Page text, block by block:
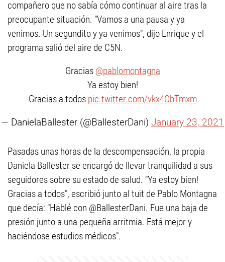
compañero que no sabía cómo continuar al aire tras la
preocupante situación. "Vamos a una pausa y ya
venimos. Un segundito y ya venimos", dijo Enrique y el
programa salió del aire de C5N.
Gracias @pablomontagna
Ya estoy bien!
Gracias a todos pic.twitter.com/vkx4ObTmxm
— DanielaBallester (@BallesterDani) January 23, 2021
Pasadas unas horas de la descompensación, la propia
Daniela Ballester se encargó de llevar tranquilidad a sus
seguidores sobre su estado de salud. "Ya estoy bien!
Gracias a todos", escribió junto al tuit de Pablo Montagna
que decía: "Hablé con @BallesterDani. Fue una baja de
presión junto a una pequeña arritmia. Está mejor y
haciéndose estudios médicos".